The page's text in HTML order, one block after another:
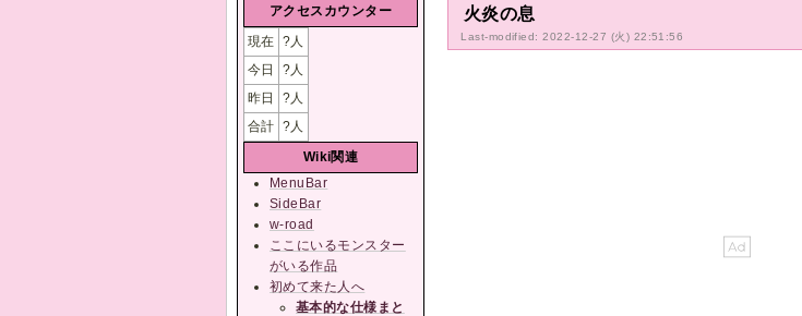
火炎の息
Last-modified: 2022-12-27 (火) 22:51:56
アクセスカウンター
現在 ?人
今日
?人
昨日
?人
合計 ?人
Wiki関連
MenuBar
SideBar
w-road
ここにいるモンスター
がいる作品
初めて来た人へ
基本的な仕様まと